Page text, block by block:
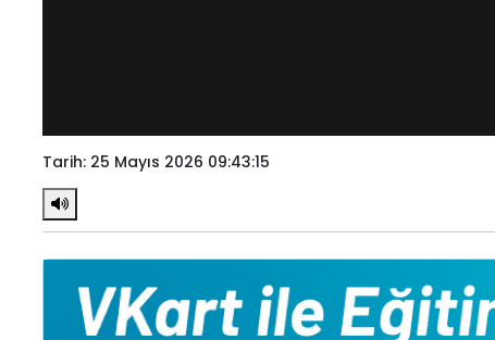
Tarih: 25 Mayıs 2026 09:43:15